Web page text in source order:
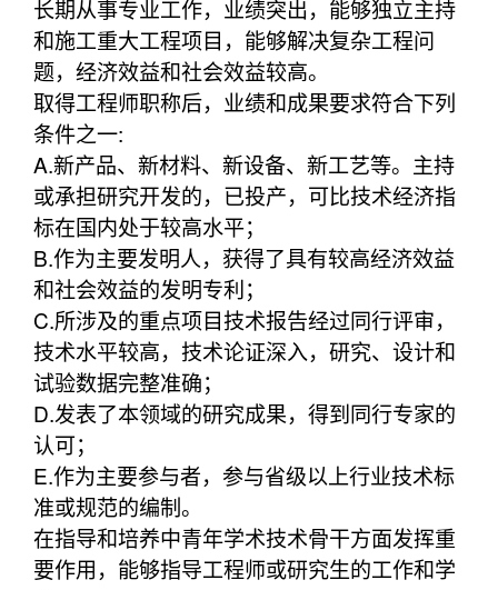
长期从事专业工作，业绩突出，能够独立主持
和施工重大工程项目，能够解决复杂工程问
题，经济效益和社会效益较高。
取得工程师职称后，业绩和成果要求符合下列
条件之一:
A.新产品、新材料、新设备、新工艺等。主持
或承担研究开发的，已投产，可比技术经济指
标在国内处于较高水平；
B.作为主要发明人，获得了具有较高经济效益
和社会效益的发明专利；
C.所涉及的重点项目技术报告经过同行评审，
技术水平较高，技术论证深入，研究、设计和
试验数据完整准确；
D.发表了本领域的研究成果，得到同行专家的
认可；
E.作为主要参与者，参与省级以上行业技术标
准或规范的编制。
在指导和培养中青年学术技术骨干方面发挥重
要作用，能够指导工程师或研究生的工作和学